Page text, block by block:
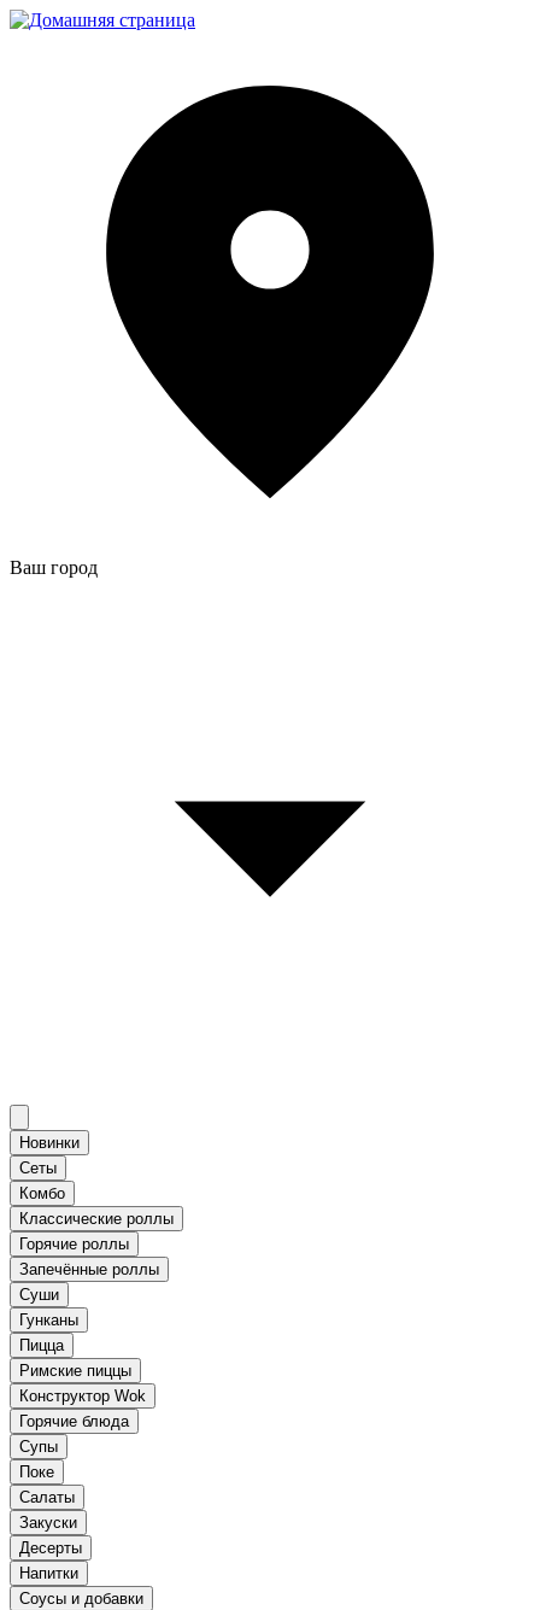
Ваш город
Новинки
Сеты
Комбо
Классические роллы
Горячие роллы
Запечённые роллы
Суши
Гунканы
Пицца
Римские пиццы
Конструктор Wok
Горячие блюда
Супы
Поке
Салаты
Закуски
Десерты
Напитки
Соусы и добавки